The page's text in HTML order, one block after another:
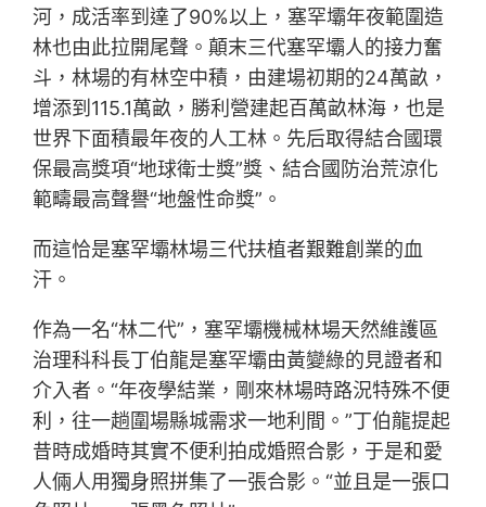
河，成活率到達了90%以上，塞罕壩年夜範圍造
林也由此拉開尾聲。顛末三代塞罕壩人的接力奮
斗，林場的有林空中積，由建場初期的24萬畝，
增添到115.1萬畝，勝利營建起百萬畝林海，也是
世界下面積最年夜的人工林。先后取得結合國環
保最高獎項“地球衛士獎”獎、結合國防治荒涼化
範疇最高聲譽“地盤性命獎”。
而這恰是塞罕壩林場三代扶植者艱難創業的血
汗。
作為一名“林二代”，塞罕壩機械林場天然維護區
治理科科長丁伯龍是塞罕壩由黃變綠的見證者和
介入者。“年夜學結業，剛來林場時路況特殊不便
利，往一趟圍場縣城需求一地利間。”丁伯龍提起
昔時成婚時其實不便利拍成婚照合影，于是和愛
人倆人用獨身照拼集了一張合影。“並且是一張口